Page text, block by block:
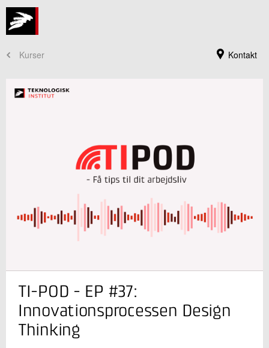
Kontakt
Kurser
Kursusadministration
+45 72 20 30 00
Kontakt os
TI-POD - EP #37:
Innovationsprocessen Design
Thinking